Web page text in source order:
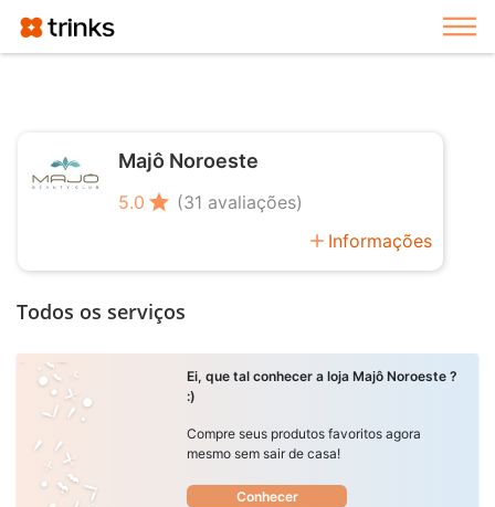
Majô Noroeste
5.0 star (31 avaliações)
add Informações
Todos os serviços
Ei, que tal conhecer a loja Majô Noroeste ?
:)
Compre seus produtos favoritos agora
mesmo sem sair de casa!
Conhecer